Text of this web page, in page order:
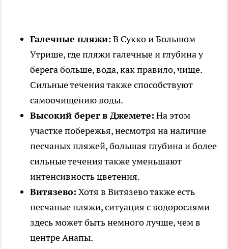
Галечные пляжи: В Сукко и Большом
Утрише, где пляжи галечные и глубина у
берега больше, вода, как правило, чище.
Сильные течения также способствуют
самоочищению воды.
Высокий берег в Джемете: На этом
участке побережья, несмотря на наличие
песчаных пляжей, большая глубина и более
сильные течения также уменьшают
интенсивность цветения.
Витязево: Хотя в Витязево также есть
песчаные пляжи, ситуация с водорослями
здесь может быть немного лучше, чем в
центре Анапы.